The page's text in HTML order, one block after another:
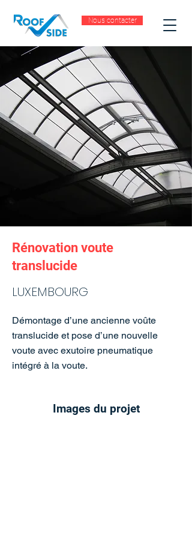
Nous contacter
Rénovation voute
translucide
Démontage d’une ancienne voûte
translucide et pose d’une nouvelle
voute avec exutoire pneumatique
intégré à la voute.
LUXEMBOURG
Images du projet